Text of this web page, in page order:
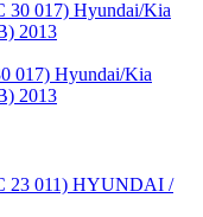
017) Hyundai/Kia
2013